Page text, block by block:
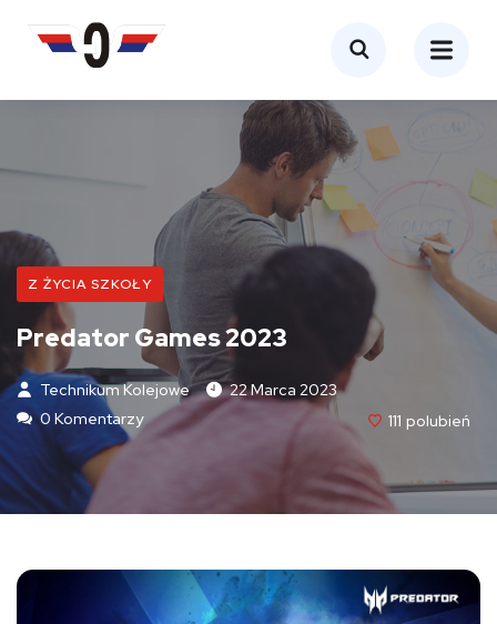
Z ŻYCIA SZKOŁY
Predator Games 2023
Technikum Kolejowe
22 Marca 2023
0 Komentarzy
111 Polubień